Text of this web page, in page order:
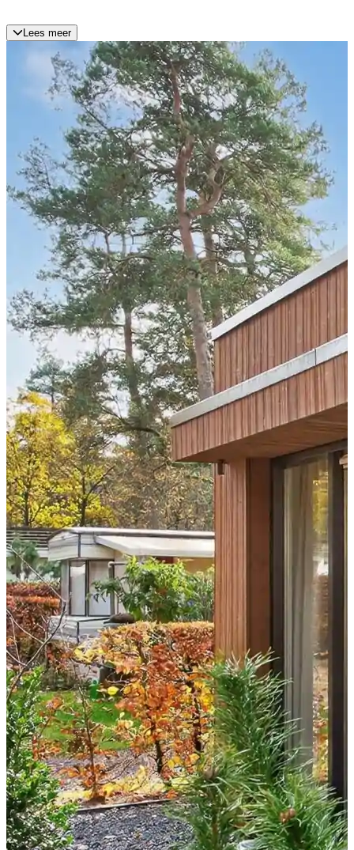
Lees meer